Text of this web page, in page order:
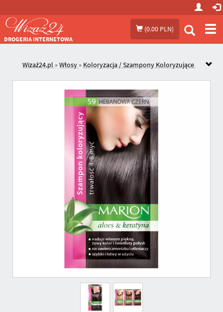
(0.00 PLN)
DROGERIA INTERNETOWA
Wizaż24.pl »Włosy » Koloryzacja / Szampony Koloryzujące